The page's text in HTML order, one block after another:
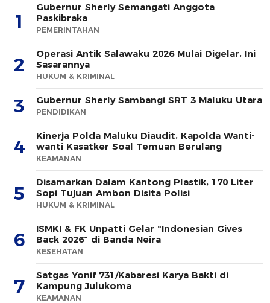
1
Gubernur Sherly Semangati Anggota
Paskibraka
PEMERINTAHAN
2
Operasi Antik Salawaku 2026 Mulai Digelar, Ini
Sasarannya
HUKUM & KRIMINAL
3 Gubernur Sherly Sambangi SRT 3 Maluku Utara
PENDIDIKAN
4
Kinerja Polda Maluku Diaudit, Kapolda Wanti-
wanti Kasatker Soal Temuan Berulang
KEAMANAN
5
Disamarkan Dalam Kantong Plastik, 170 Liter
Sopi Tujuan Ambon Disita Polisi
HUKUM & KRIMINAL
6
ISMKI & FK Unpatti Gelar “Indonesian Gives
Back 2026” di Banda Neira
KESEHATAN
7
Satgas Yonif 731/Kabaresi Karya Bakti di
Kampung Julukoma
KEAMANAN